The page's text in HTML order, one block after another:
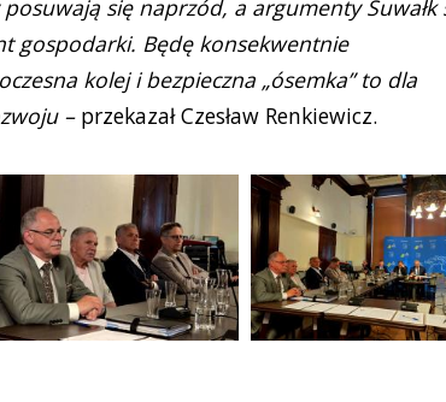
się naprzód, a argumenty Suwałk
gospodarki. Będę konsekwentnie
kolej i bezpieczna „ósemka” to dla
–przekazał Czesław Renkiewicz.